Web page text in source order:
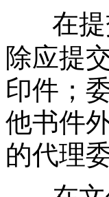
在
除应提
印件；
他书件
的代理